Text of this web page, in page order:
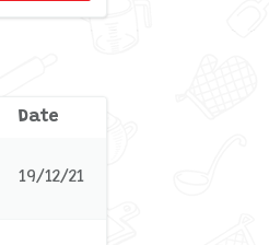
Date
19/12/21